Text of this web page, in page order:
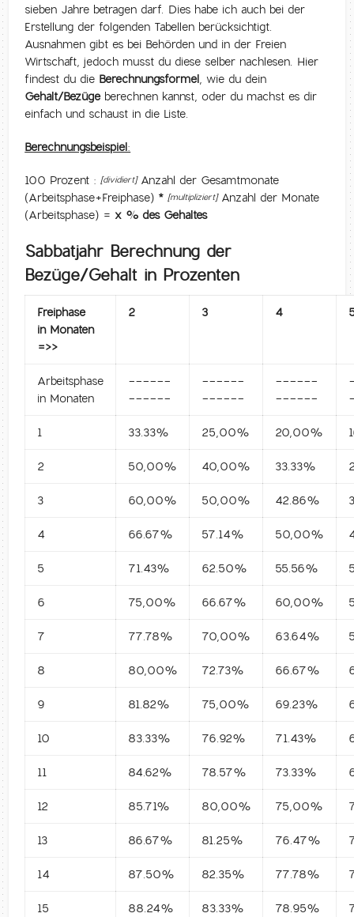
sieben Jahre betragen darf. Dies habe ich auch bei der
Erstellung der folgenden Tabellen berücksichtigt.
Ausnahmen gibt es bei Behörden und in der Freien
Wirtschaft, jedoch musst du diese selber nachlesen. Hier
findest du die Berechnungsformel, wie du dein
Gehalt/Bezügeberechnen kannst, oder du machst es dir
einfach und schaust in die Liste.
Berechnungsbeispiel:
100 Prozent :[dividiert]Anzahl der Gesamtmonate
(Arbeitsphase+Freiphase) *[multipliziert]Anzahl der Monate
(Arbeitsphase) = x % des Gehaltes
Sabbatjahr Berechnung der
Bezüge/Gehalt in Prozenten
Freiphase
in Monaten
=>>
2 3 4
Arbeitsphase
in Monaten
------
------
------
------
------
------
1 33.33% 25,00% 20,00%
2 50,00% 40,00% 33.33%
3 60,00% 50,00% 42.86%
4 66.67% 57.14% 50,00%
5 71.43% 62.50% 55.56%
6 75,00% 66.67% 60,00%
7 77.78% 70,00% 63.64%
8 80,00% 72.73% 66.67%
9 81.82% 75,00% 69.23%
10 83.33% 76.92% 71.43%
11 84.62% 78.57% 73.33%
12 85.71% 80,00% 75,00%
13 86.67% 81.25% 76.47%
14 87.50% 82.35% 77.78%
15 88.24% 83.33% 78.95%